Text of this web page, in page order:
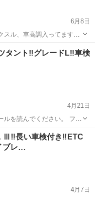
6月8日
スル、車高調入ってます。
少ないので、格安にて。 走
ンに効きます。 不具合無し
車両
タント‼️グレードL‼️車検
4月21日
ルを読んでください。 フォ
量：660cc 車体色: シルバー 年式：平成24年...
ダイハツタント
Ⅲ‼️長い車検付き‼️ETC
ブレ…
4月7日